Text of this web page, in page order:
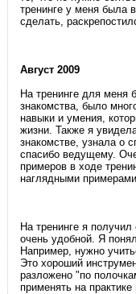
тренинге у меня была
сделать,
Август 2009
На тренинге для меня
знакомства, было
навыки и умения,
жизни. Также я
знакомстве, узнала о
спасибо ведущему.
примеров в ходе
наглядными
На тренинге я
очень удобной. Я
Например, нужно
Это хороший
разложено "по
применять на